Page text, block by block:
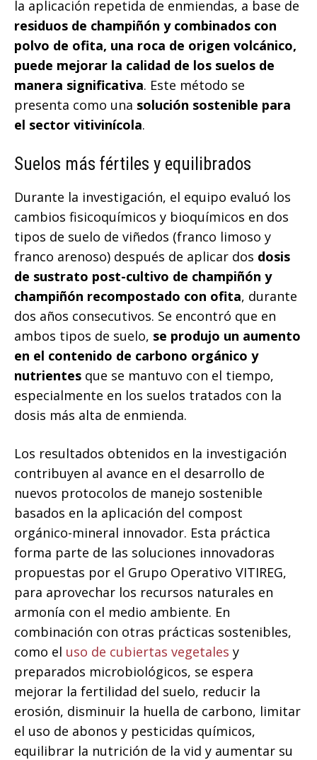
la aplicación repetida de enmiendas, a base de
residuos de champiñón y combinados con
polvo de ofita, una roca de origen volcánico,
puede mejorar la calidad de los suelos de
manera significativa. Este método se
presenta como una solución sostenible para
el sector vitivinícola.
Suelos más fértiles y equilibrados
Durante la investigación, el equipo evaluó los
cambios fisicoquímicos y bioquímicos en dos
tipos de suelo de viñedos (franco limoso y
franco arenoso) después de aplicar dos dosis
de sustrato post-cultivo de champiñón y
champiñón recompostado con ofita, durante
dos años consecutivos. Se encontró que en
ambos tipos de suelo, se produjo un aumento
en el contenido de carbono orgánico y
nutrientes que se mantuvo con el tiempo,
especialmente en los suelos tratados con la
dosis más alta de enmienda.
Los resultados obtenidos en la investigación
contribuyen al avance en el desarrollo de
nuevos protocolos de manejo sostenible
basados en la aplicación del compost
orgánico-mineral innovador. Esta práctica
forma parte de las soluciones innovadoras
propuestas por el Grupo Operativo VITIREG,
para aprovechar los recursos naturales en
armonía con el medio ambiente. En
combinación con otras prácticas sostenibles,
como el uso de cubiertas vegetales y
preparados microbiológicos, se espera
mejorar la fertilidad del suelo, reducir la
erosión, disminuir la huella de carbono, limitar
el uso de abonos y pesticidas químicos,
equilibrar la nutrición de la vid y aumentar su